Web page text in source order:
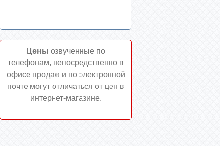
Цены озвученные по
телефонам, непосредственно в
офисе продаж и по электронной
почте могут отличаться от цен в
интернет-магазине.